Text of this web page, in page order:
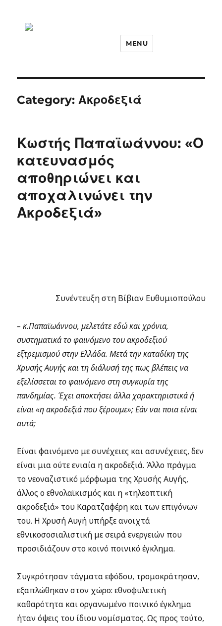
MENU
Category:Ακροδεξιά
Κωστής Παπαϊωάννου: «Ο
κατευνασμός
αποθηριώνει και
αποχαλινώνει την
Ακροδεξιά»
Συνέντευξη στη Βίβιαν Ευθυμιοπούλου
– κ.Παπαϊωάννου, μελετάτε εδώ και χρόνια,
συστηματικά το φαινόμενο του ακροδεξιού
εξτρεμισμού στην Ελλάδα. Μετά την καταδίκη της
Χρυσής Αυγής και τη διάλυσή της πως βλέπεις να
εξελίσσεται το φαινόμενο στη συγκυρία της
πανδημίας. Έχει αποκτήσει άλλα χαρακτηριστικά ή
είναι «η ακροδεξιά που ξέρουμε»; Εάν ναι ποια είναι
αυτά;
Είναι φαινόμενο με συνέχειες και ασυνέχειες, δεν
είναι μια ούτε ενιαία η ακροδεξιά. Άλλο πράγμα
το νεοναζιστικό μόρφωμα της Χρυσής Αυγής,
άλλος ο εθνολαϊκισμός και η «τηλεοπτική
ακροδεξιά» του Καρατζαφέρη και των επιγόνων
του. Η Χρυσή Αυγή υπήρξε ανοιχτά
εθνικοσοσιαλιστική με σειρά ενεργειών που
προσιδιάζουν στο κοινό ποινικό έγκλημα.
Συγκρότησαν τάγματα εφόδου, τρομοκράτησαν,
εξαπλώθηκαν στον χώρο: εθνοφυλετική
καθαρότητα και οργανωμένο ποινικό έγκλημα
ήταν όψεις του ίδιου νομίσματος. Ως προς τούτο,